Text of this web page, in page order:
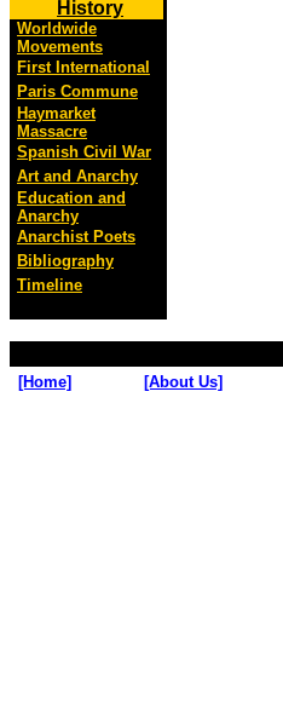
History
Worldwide
Movements
First International
Paris Commune
Haymarket
Massacre
Spanish Civil War
Art and Anarchy
Education and
Anarchy
Anarchist Poets
Bibliography
Timeline
[Home] [About Us]